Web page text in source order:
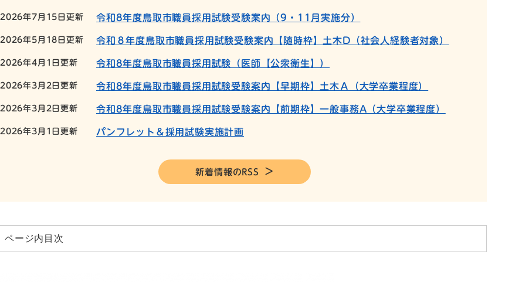
2026年7月15日更新 令和8年度鳥取市職員採用試験受験案内（9・11月実施分）
2026年5月18日更新 令和８年度鳥取市職員採用試験受験案内【随時枠】土木D（社会人経験者対象）
2026年4月1日更新 令和8年度鳥取市職員採用試験（医師【公衆衛生】）
2026年3月2日更新 令和8年度鳥取市職員採用試験受験案内【早期枠】土木Ａ（大学卒業程度）
2026年3月2日更新 令和8年度鳥取市職員採用試験受験案内【前期枠】一般事務A（大学卒業程度）
2026年3月1日更新 パンフレット＆採用試験実施計画
新着情報のRSS
ページ内目次